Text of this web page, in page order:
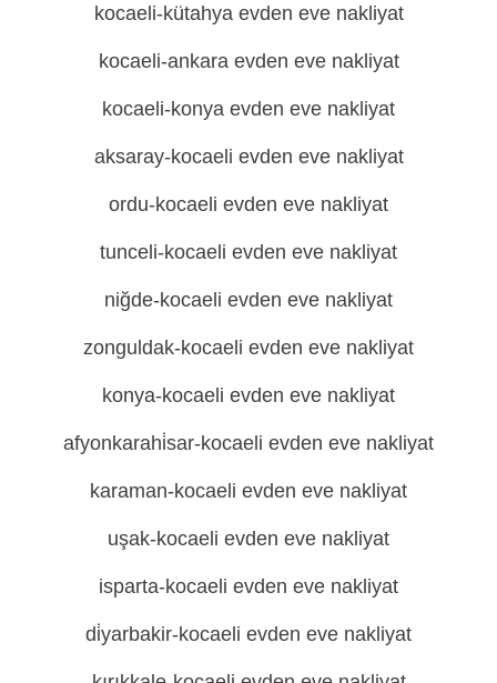
kocaeli-kütahya evden eve nakliyat
kocaeli-ankara evden eve nakliyat
kocaeli-konya evden eve nakliyat
aksaray-kocaeli evden eve nakliyat
ordu-kocaeli evden eve nakliyat
tunceli-kocaeli evden eve nakliyat
niğde-kocaeli evden eve nakliyat
zonguldak-kocaeli evden eve nakliyat
konya-kocaeli evden eve nakliyat
afyonkarahi̇sar-kocaeli evden eve nakliyat
karaman-kocaeli evden eve nakliyat
uşak-kocaeli evden eve nakliyat
isparta-kocaeli evden eve nakliyat
di̇yarbakir-kocaeli evden eve nakliyat